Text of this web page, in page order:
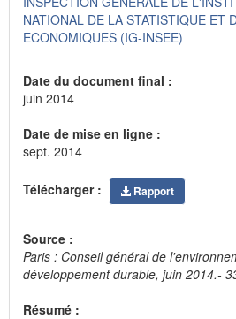
NATIONAL DE LA STATISTIQUE ET
ECONOMIQUES (IG-INSEE)
Date du document final :
juin 2014
Date de mise en ligne :
sept. 2014
Télécharger : Rapport
Source :
Paris : Conseil général de
développement durable, juin 2014.-
Résumé :